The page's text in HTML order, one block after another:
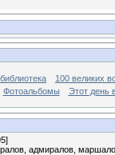
100 великих
Фотоальбомы Этот день
адмиралов,